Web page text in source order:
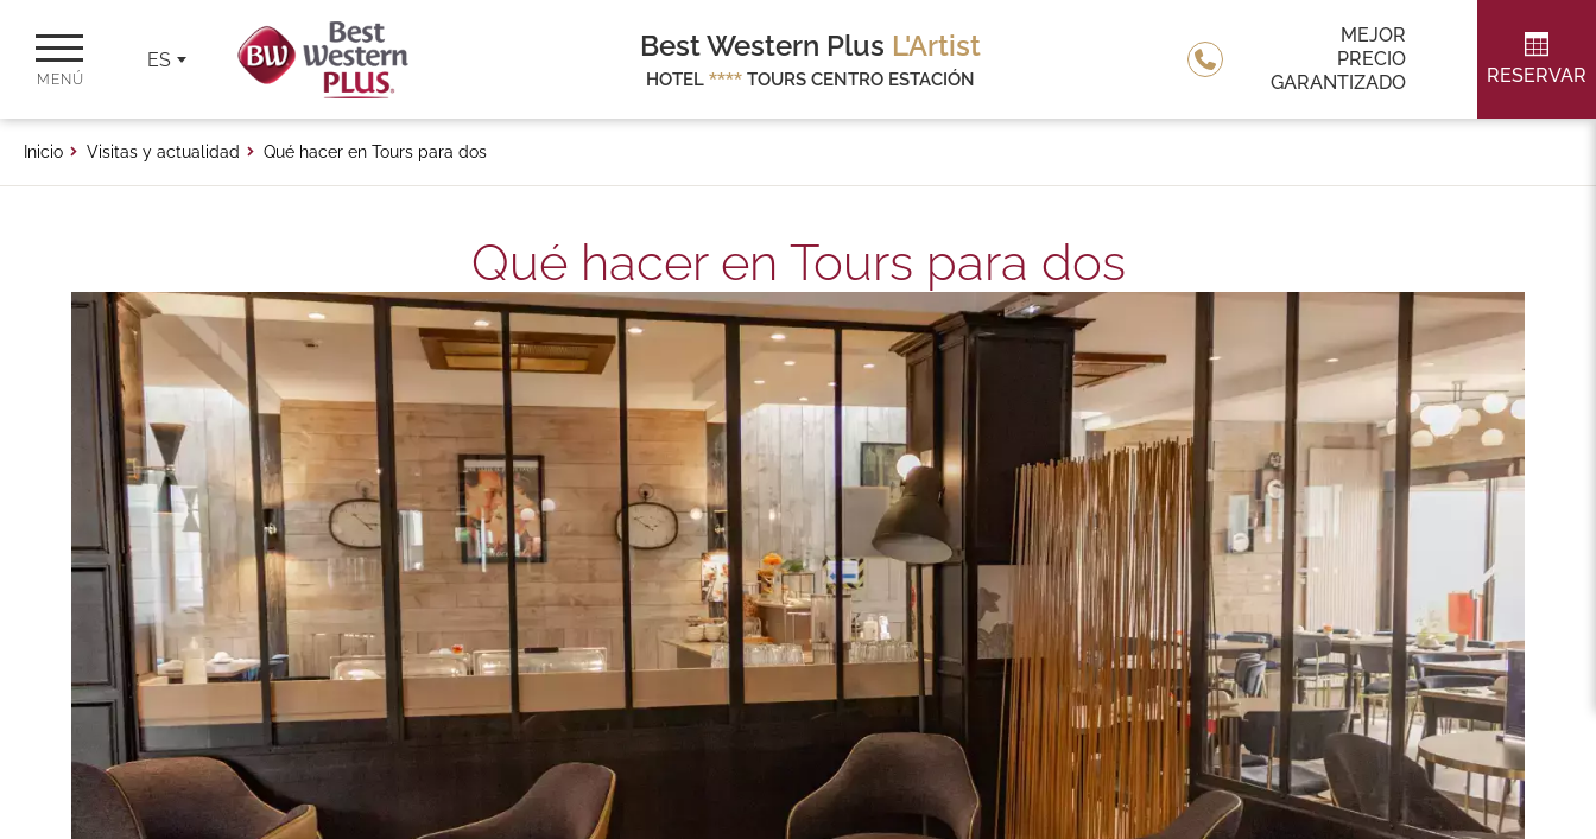
MENÚ
ES Best Western Plus L'Artist
HOTEL ****TOURS CENTRO ESTACIÓN
MEJOR
PRECIO
GARANTIZADO
RESERVAR
Inicio Visitas y actualidad Qué hacer en Tours para dos
Qué hacer en Tours para dos